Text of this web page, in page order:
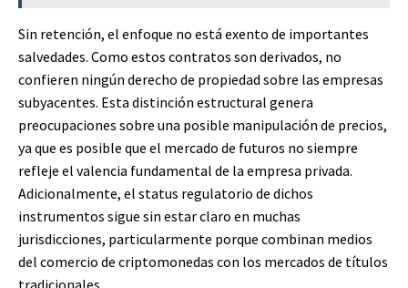
Sin retención, el enfoque no está exento de importantes
salvedades. Como estos contratos son derivados, no
confieren ningún derecho de propiedad sobre las empresas
subyacentes. Esta distinción estructural genera
preocupaciones sobre una posible manipulación de precios,
ya que es posible que el mercado de futuros no siempre
refleje el valencia fundamental de la empresa privada.
Adicionalmente, el status regulatorio de dichos
instrumentos sigue sin estar claro en muchas
jurisdicciones, particularmente porque combinan medios
del comercio de criptomonedas con los mercados de títulos